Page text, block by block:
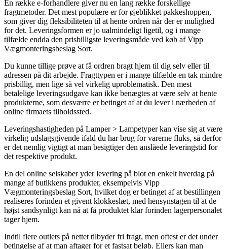
En række e-forhandlere giver nu en lang række forskellige
fragtmetoder. Det mest populære er for øjeblikket pakkeshoppen,
som giver dig fleksibiliteten til at hente ordren når der er mulighed
for det. Leveringsformen er jo ualmindeligt ligetil, og i mange
tilfælde endda den prisbilligste leveringsmåde ved køb af Vipp
Vægmonteringsbeslag Sort.
Du kunne tillige prøve at få ordren bragt hjem til dig selv eller til
adressen på dit arbejde. Fragttypen er i mange tilfælde en tak mindre
prisbillig, men lige så vel virkelig uproblematisk. Den mest
betalelige leveringsudgave kan ikke benægtes at være selv at hente
produkterne, som desværre er betinget af at du lever i nærheden af
online firmaets tilholdssted.
Leveringshastigheden på Lamper > Lampetyper kan vise sig at være
virkelig udslagsgivende ifald du har brug for varerne fluks, så derfor
er det nemlig vigtigt at man besigtiger den anslåede leveringstid for
det respektive produkt.
En del online selskaber yder levering på blot en enkelt hverdag på
mange af butikkens produkter, eksempelvis Vipp
Vægmonteringsbeslag Sort, hvilket dog er betinget af at bestillingen
realiseres forinden et givent klokkeslæt, med hensynstagen til at de
højst sandsynligt kan nå at få produktet klar forinden lagerpersonalet
tager hjem.
Indtil flere outlets på nettet tilbyder fri fragt, men oftest er det under
betingelse af at man aftager for et fastsat beløb. Ellers kan man